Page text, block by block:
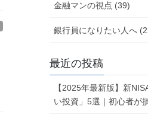
金融マンの視点 (39)
銀行員になりたい人へ
最近の投稿
【2025年最新版】新
い投資」5選｜初心者が